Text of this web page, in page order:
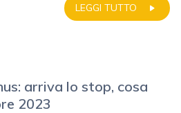
LEGGI TUTTO
arriva lo stop, cosa
2023